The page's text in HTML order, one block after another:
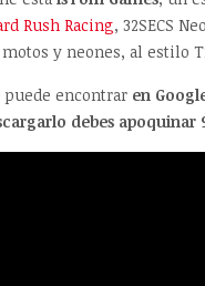
Rush Racing, 32SECS
y neones, al estilo
puede encontrar en
debes apoquinar